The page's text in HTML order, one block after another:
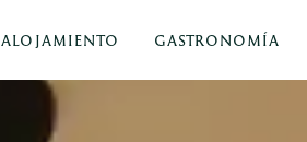
ALOJAMIENTO GASTRONOMÍA